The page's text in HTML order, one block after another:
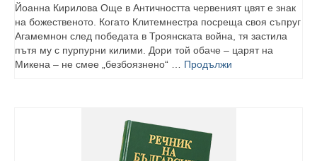
Йоанна Кирилова Още в Античността червеният цвят е знак
на бо­жественото. Когато Клитемнестра посреща своя съпруг
Агамемнон след победата в Троянската война, тя застила
пътя му с пурпурни килими. Дори той обаче – царят на
Микена – не смее „безбоязнено“ … Продължи